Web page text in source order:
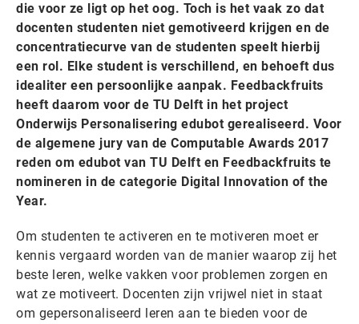
die voor ze ligt op het oog. Toch is het vaak zo dat
docenten studenten niet gemotiveerd krijgen en de
concentratiecurve van de studenten speelt hierbij
een rol. Elke student is verschillend, en behoeft dus
idealiter een persoonlijke aanpak. Feedbackfruits
heeft daarom voor de TU Delft in het project
Onderwijs Personalisering edubot gerealiseerd. Voor
de algemene jury van de Computable Awards 2017
reden om edubot van TU Delft en Feedbackfruits te
nomineren in de categorie Digital Innovation of the
Year.
Om studenten te activeren en te motiveren moet er
kennis vergaard worden van de manier waarop zij het
beste leren, welke vakken voor problemen zorgen en
wat ze motiveert. Docenten zijn vrijwel niet in staat
om gepersonaliseerd leren aan te bieden voor de